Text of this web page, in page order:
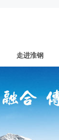
走进淮钢